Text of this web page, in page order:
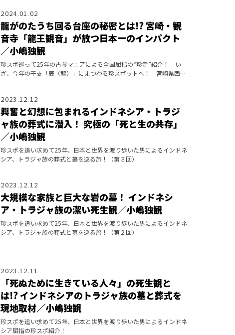
2024.01.02
龍がのたうち回る台座の秘密とは!? 宮崎・観
音寺「龍王観音」が放つ日本一のインパクト
／小嶋独観
珍スポ巡って25年の古参マニアによる全国屈指の“珍寺”紹介！ い
ざ、今年の干支「辰（龍）」にまつわる珍スポットへ！ 宮崎県西都
2023.12.12
興奮と幻想に包まれるインドネシア・トラジ
ャ族の葬式に潜入！ 究極の「死と生の共存」
／小嶋独観
珍スポを追い求めて25年、日本と世界を渡り歩いた男によるインドネ
シア、トラジャ族の葬式と墓を巡る旅！（第３回）
2023.12.12
大規模な家族と巨大な岩の墓！ インドネシ
ア・トラジャ族の潔い死生観／小嶋独観
珍スポを追い求めて25年、日本と世界を渡り歩いた男によるインドネ
シア、トラジャ族の葬式と墓を巡る旅！（第２回）
2023.12.11
「死ぬために生きている人々」の死生観と
は!? インドネシアのトラジャ族の墓と葬式を
現地取材／小嶋独観
珍スポを追い求めて25年、日本と世界を渡り歩いた男によるインドネ
シア屈指の珍スポ紹介！